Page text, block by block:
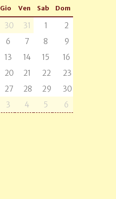
Gio Ven Sab Dom
30 31 1
2
6 7 8
9
13 14 15
16
20 21 22
23
27 28 29
30
3 4 5 6